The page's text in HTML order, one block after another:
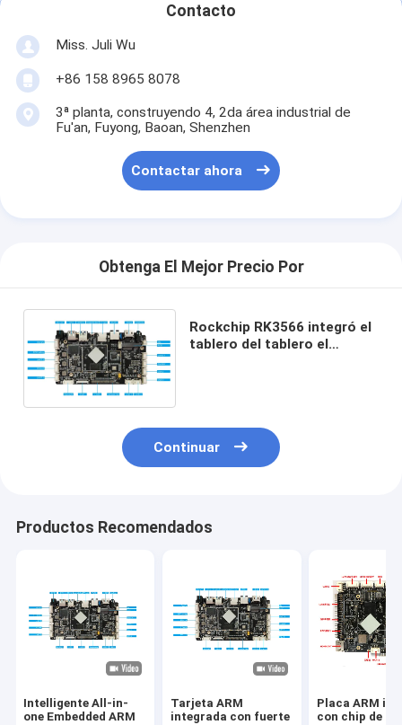
Contacto
Miss. Juli Wu
+86 158 8965 8078
3ª planta, construyendo 4, 2da área industrial de
Fu'an, Fuyong, Baoan, Shenzhen
Contactar ahora
Obtenga El Mejor Precio Por
Rockchip RK3566 integró el
tablero del tablero el
Continuar
Productos Recomendados
Intelligente All-in-
one Embedded ARM
Tarjeta ARM
integrada con fuerte
Placa ARM
con chip de